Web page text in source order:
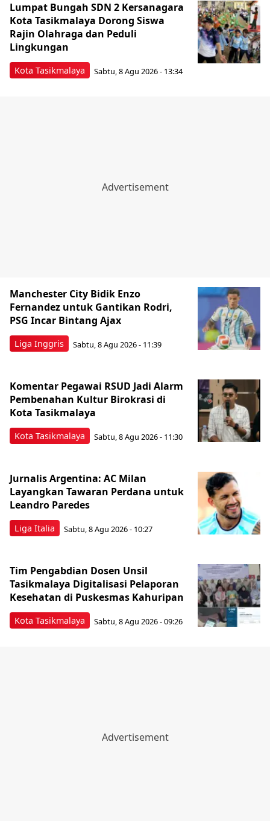
Kota Tasikmalaya
Lumpat Bungah SDN 2 Kersanagara
Kota Tasikmalaya Dorong Siswa
Rajin Olahraga dan Peduli
Lingkungan
Sabtu, 8 Agu 2026 - 13:34
Liga Inggris
Manchester City Bidik Enzo
Fernandez untuk Gantikan Rodri,
PSG Incar Bintang Ajax
Sabtu, 8 Agu 2026 - 11:39
Kota Tasikmalaya
Komentar Pegawai RSUD Jadi Alarm
Pembenahan Kultur Birokrasi di
Kota Tasikmalaya
Sabtu, 8 Agu 2026 - 11:30
Liga Italia
Jurnalis Argentina: AC Milan
Layangkan Tawaran Perdana untuk
Leandro Paredes
Sabtu, 8 Agu 2026 - 10:27
Kota Tasikmalaya
Tim Pengabdian Dosen Unsil
Tasikmalaya Digitalisasi Pelaporan
Kesehatan di Puskesmas Kahuripan
Sabtu, 8 Agu 2026 - 09:26